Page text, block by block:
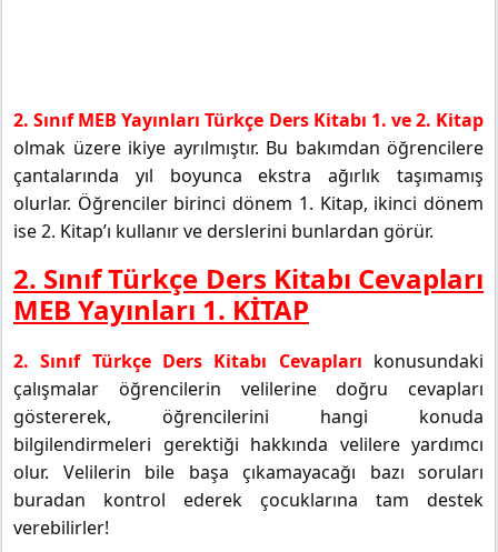
2. Sınıf MEB Yayınları Türkçe Ders Kitabı 1. ve 2. Kitap
olmak üzere ikiye ayrılmıştır. Bu bakımdan öğrencilere
çantalarında yıl boyunca ekstra ağırlık taşımamış
olurlar. Öğrenciler birinci dönem 1. Kitap, ikinci dönem
ise 2. Kitap’ı kullanır ve derslerini bunlardan görür.
2. Sınıf Türkçe Ders Kitabı Cevapları
MEB Yayınları 1. KİTAP
2. Sınıf Türkçe Ders Kitabı Cevapları konusundaki
çalışmalar öğrencilerin velilerine doğru cevapları
göstererek, öğrencilerini hangi konuda
bilgilendirmeleri gerektiği hakkında velilere yardımcı
olur. Velilerin bile başa çıkamayacağı bazı soruları
buradan kontrol ederek çocuklarına tam destek
verebilirler!